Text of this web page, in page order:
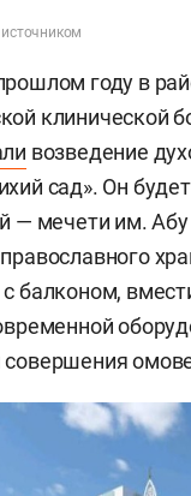
году в
клинической
возведение
сад». Он
— мечети им.
балконом,
совершения